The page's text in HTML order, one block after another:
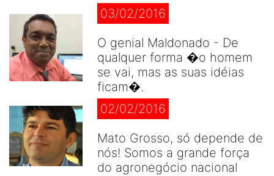
03/02/2016
O genial Maldonado - De
qualquer forma �o homem
se vai, mas as suas idéias
ficam�.
02/02/2016
Mato Grosso, só depende de
nós! Somos a grande força
do agronegócio nacional